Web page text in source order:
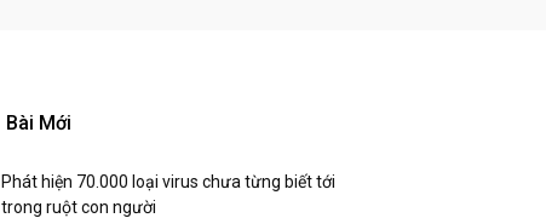
Bài Mới
Phát hiện 70.000 loại virus chưa từng biết tới
trong ruột con người